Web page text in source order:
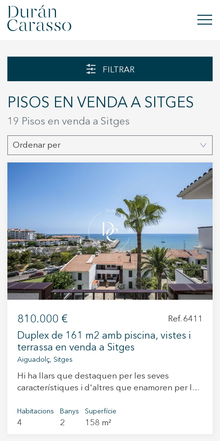
OBRA NOVA
INVERSIONS
+34 935 178 067
ES CA EN FR
FILTRAR
PISOS EN VENDA A SITGES
19 Pisos en venda a Sitges
Ordenar per
810.000 € Ref. 6411
Duplex de 161 m2 amb piscina, vistes i
terrassa en venda a Sitges
Aiguadolç, Sitges
Hi ha llars que destaquen per les seves
característiques i d'altres que enamoren per les
reuneix totes dues qualitats: amplitud, llum,
disseny i una ubicació privilegiada que permet
Habitacions
4
Banys
2
Superfície
158 m²